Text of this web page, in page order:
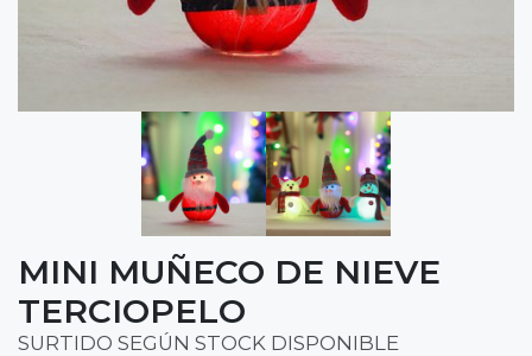
MINI MUÑECO DE NIEVE
TERCIOPELO
SURTIDO SEGÚN STOCK DISPONIBLE